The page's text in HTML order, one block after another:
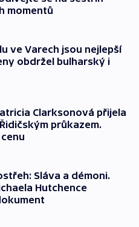
momentů
ve Varech jsou nejlepší
obdržel bulharský i
Clarksonová přijela
průkazem.
Sláva a démoni.
Hutchence